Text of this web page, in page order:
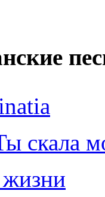
скала